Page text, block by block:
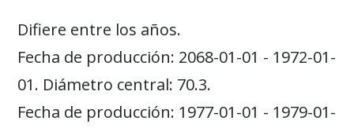
Difiere entre los años.
Fecha de producción: 2068-01-01 - 1972-01-
01. Diámetro central: 70.3.
Fecha de producción: 1977-01-01 - 1979-01-